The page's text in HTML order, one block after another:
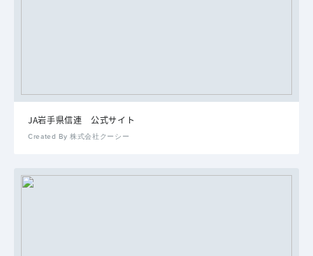
JA岩手県信連 公式サイト
Created By 株式会社クーシー